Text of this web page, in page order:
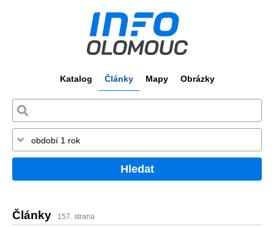
Katalog Články Mapy Obrázky
Hledat
Články 157. strana